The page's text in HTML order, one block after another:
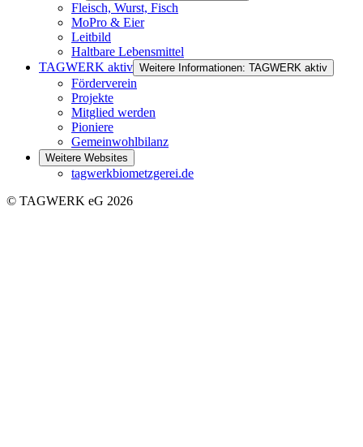
Fleisch, Wurst, Fisch
MoPro & Eier
Leitbild
Haltbare Lebensmittel
TAGWERK aktiv Weitere Informationen: TAGWERK aktiv
Förderverein
Projekte
Mitglied werden
Pioniere
Gemeinwohlbilanz
Weitere Websites
tagwerkbiometzgerei.de
© TAGWERK eG 2026